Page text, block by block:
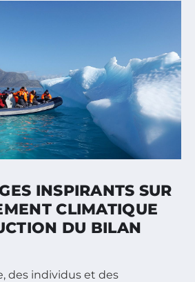
INSPIRANTS SUR
CLIMATIQUE
DU BILAN
des individus et des